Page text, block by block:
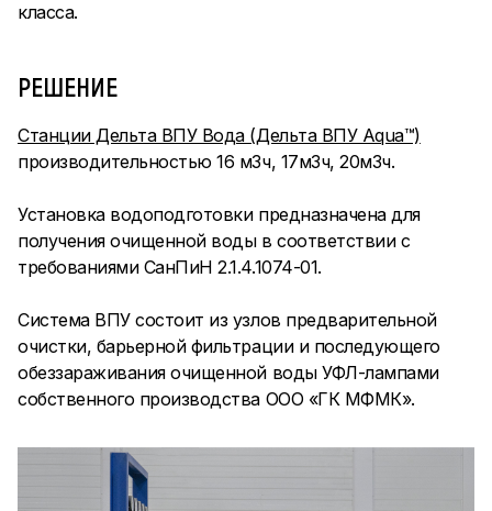
класса.
РЕШЕНИЕ
Станции Дельта ВПУ Вода (Дельта ВПУ Aqua™)
производительностью 16 м3ч, 17м3ч, 20м3ч.
Установка водоподготовки предназначена для
получения очищенной воды в соответствии с
требованиями СанПиН 2.1.4.1074-01.
Система ВПУ состоит из узлов предварительной
очистки, барьерной фильтрации и последующего
обеззараживания очищенной воды УФЛ-лампами
собственного производства ООО «ГК МФМК».